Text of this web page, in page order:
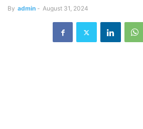
By admin - August 31, 2024